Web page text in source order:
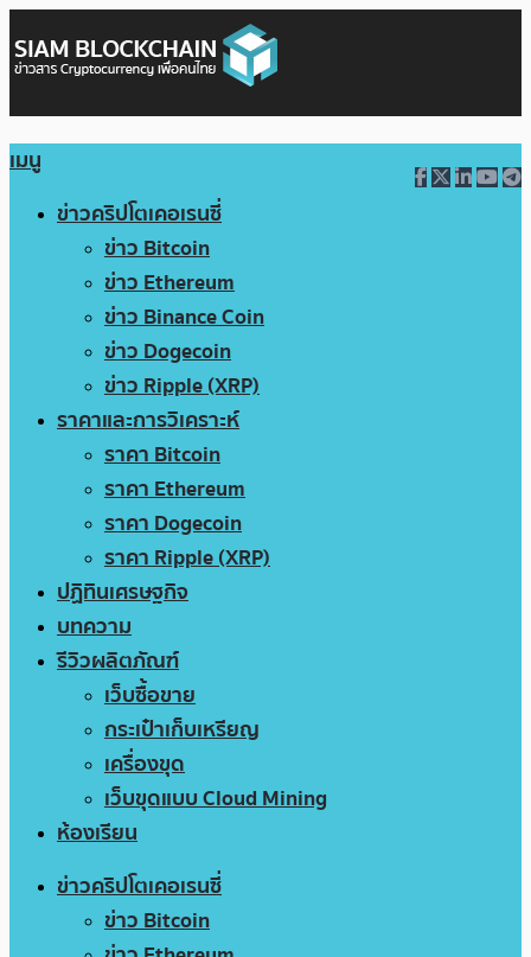
เมนู
ข่าวคริปโตเคอเรนซี่
ข่าว Bitcoin
ข่าว Ethereum
ข่าว Binance Coin
ข่าว Dogecoin
ข่าว Ripple (XRP)
ราคาและการวิเคราะห์
ราคา Bitcoin
ราคา Ethereum
ราคา Dogecoin
ราคา Ripple (XRP)
ปฏิทินเศรษฐกิจ
บทความ
รีวิวผลิตภัณฑ์
เว็บซื้อขาย
กระเป๋าเก็บเหรียญ
เครื่องขุด
เว็บขุดแบบ Cloud Mining
ห้องเรียน
ข่าวคริปโตเคอเรนซี่
ข่าว Bitcoin